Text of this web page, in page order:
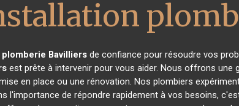
Bavilliers de confiance pour résoudre vos
est prête à intervenir pour vous aider. Nous offrons une
en place ou une rénovation. Nos plombiers
l'importance de répondre rapidement à vos besoins,